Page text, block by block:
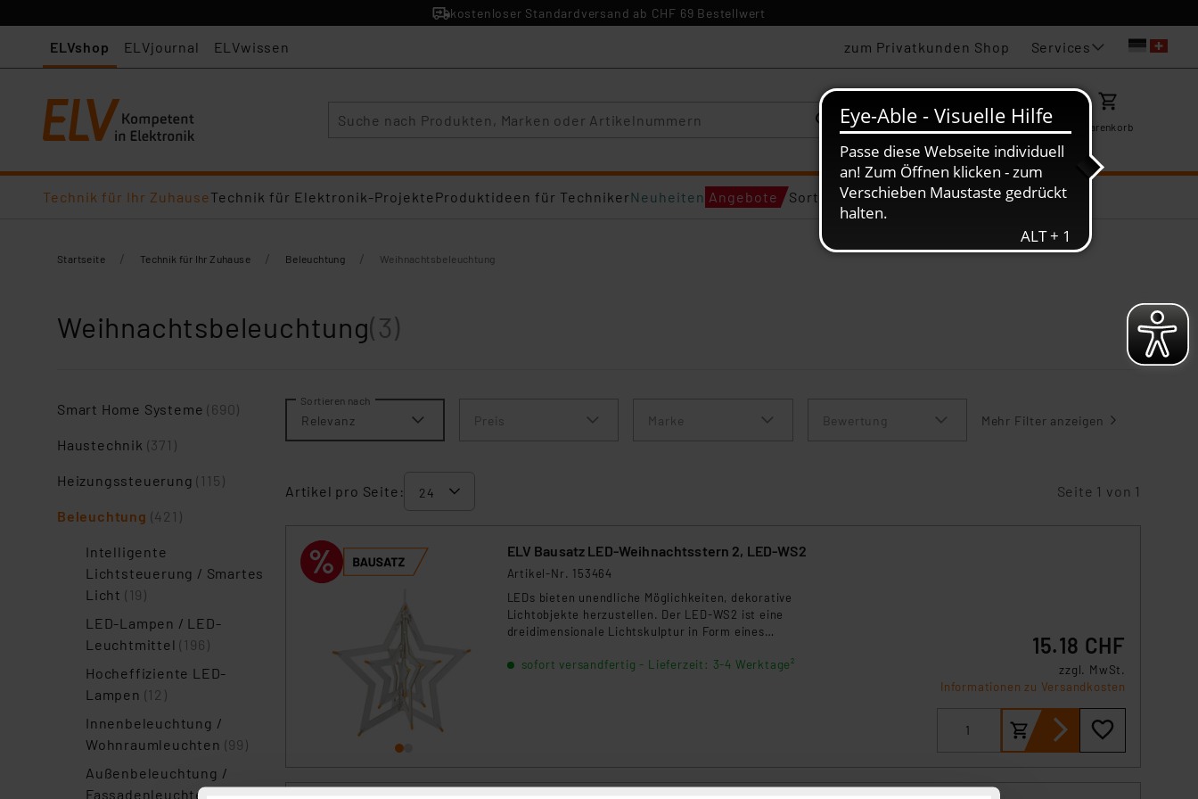
kostenloser Standardversand ab CHF 69 Bestellwert
ELVshop ELVjournal ELVwissen zum Privatkunden Shop Services
KarriereMein ELV Merkzettel Warenkorb
Technik für Ihr ZuhauseTechnik für Elektronik-ProjekteProduktideen für TechnikerNeuheiten Angebote Sortiments-Deals
Startseite / Technik für Ihr Zuhause / Beleuchtung / Weihnachtsbeleuchtung
Weihnachtsbeleuchtung(3)
Smart Home Systeme(690)
Haustechnik (371)
Heizungssteuerung(115)
Beleuchtung (421)
Intelligente
Lichtsteuerung / Smartes
Licht (19)
LED-Lampen / LED-
Leuchtmittel(196)
Hocheffiziente LED-
Lampen (12)
Innenbeleuchtung /
Wohnraumleuchten (99)
Außenbeleuchtung /
Fassadenleuchten
Sortieren nach
Relevanz Preis Marke Bewertung Mehr Filter anzeigen
Artikel pro Seite: Seite 1 von 1
ELV Bausatz LED-Weihnachtsstern 2, LED-WS2
Artikel-Nr. 153464
LEDs bieten unendliche Möglichkeiten, dekorative
Lichtobjekte herzustellen. Der LED-WS2 ist eine
dreidimensionale Lichtskulptur in Form eines
einem Flackereffekt angesteuert, so wird bei
sofort versandfertig - Lieferzeit: 3-4 Werktage²
15.18 CHF
zzgl. MwSt.
Informationen zu Versandkosten